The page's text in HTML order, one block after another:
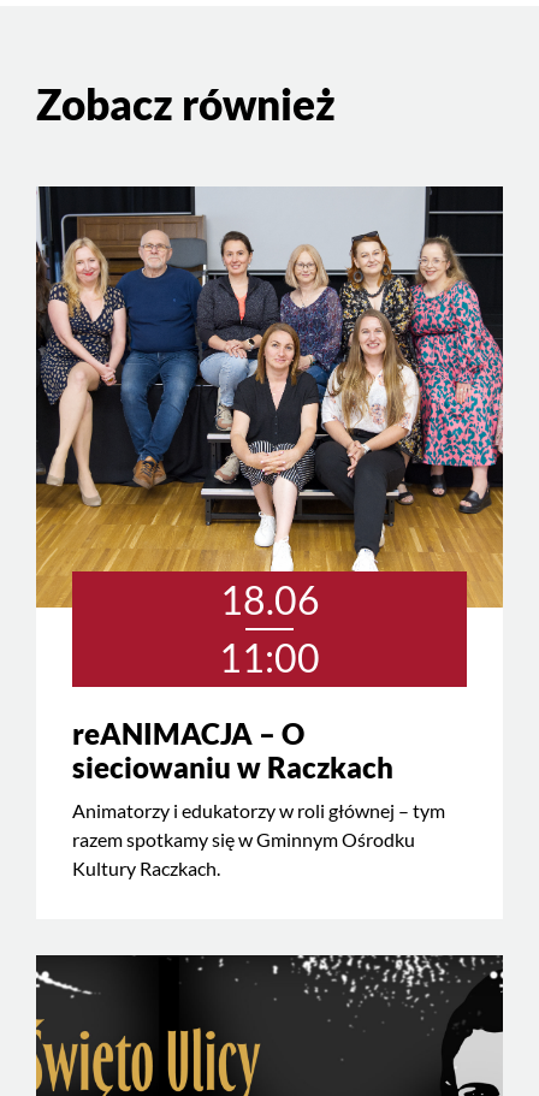
Zobacz również
18.06
11:00
reANIMACJA – O
sieciowaniu w Raczkach
Animatorzy i edukatorzy w roli głównej – tym
razem spotkamy się w Gminnym Ośrodku
Kultury Raczkach.